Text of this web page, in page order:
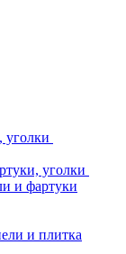
уголки
уголки
и фартуки
и плитка